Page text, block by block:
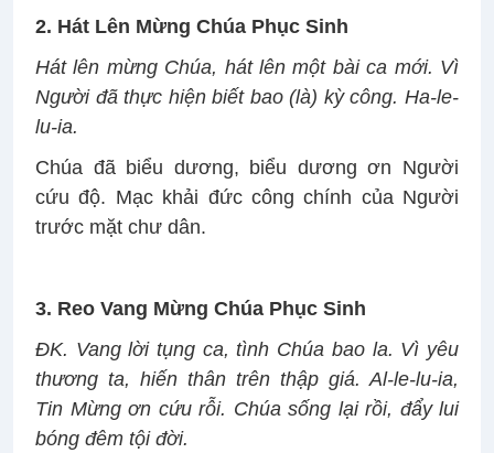
2. Hát Lên Mừng Chúa Phục Sinh
Hát lên mừng Chúa, hát lên một bài ca mới. Vì
Người đã thực hiện biết bao (là) kỳ công. Ha-le-
lu-ia.
Chúa đã biểu dương, biểu dương ơn Người
cứu độ. Mạc khải đức công chính của Người
trước mặt chư dân.
3. Reo Vang Mừng Chúa Phục Sinh
ĐK. Vang lời tụng ca, tình Chúa bao la. Vì yêu
thương ta, hiến thân trên thập giá. Al-le-lu-ia,
Tin Mừng ơn cứu rỗi. Chúa sống lại rồi, đẩy lui
bóng đêm tội đời.